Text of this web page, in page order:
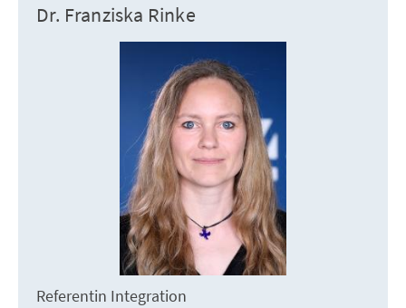
Dr. Franziska Rinke
Referentin Integration